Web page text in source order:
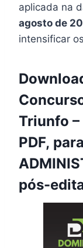
aplicada na
agosto de
intensificar
Triunfo –
PDF,
pós-